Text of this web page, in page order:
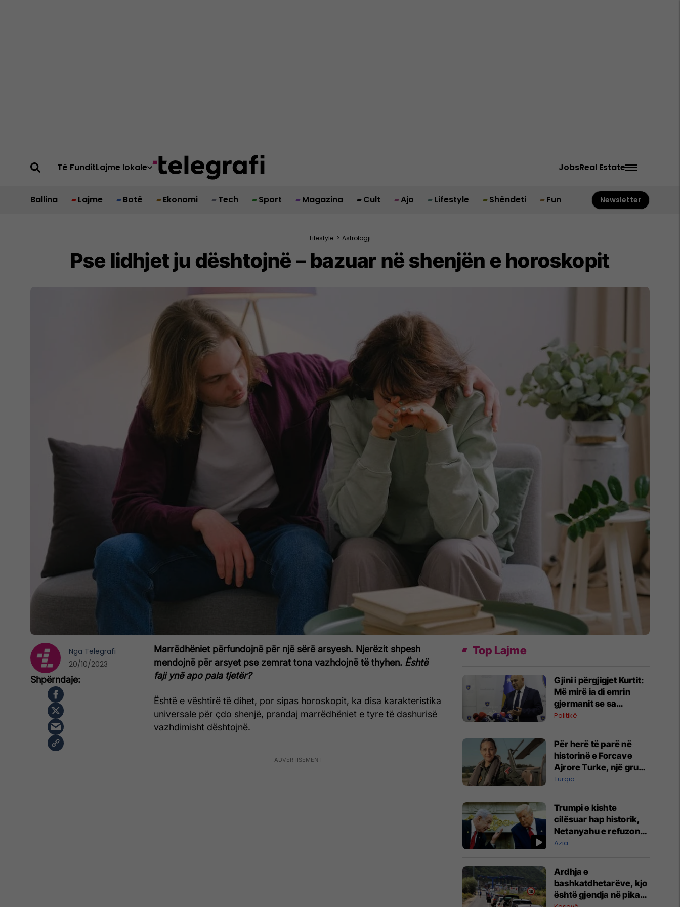
Të FunditLajme lokale JobsReal Estate
Ballina Lajme Botë Ekonomi Tech Sport Magazina Cult Ajo Lifestyle Shëndeti Fun Newsletter
Lifestyle > Astrologji
Pse lidhjet ju dështojnë – bazuar në shenjën e horoskopit
Marrëdhëniet përfundojnë për një sërë arsyesh. Njerëzit shpesh
mendojnë për arsyet pse zemrat tona vazhdojnë të thyhen. Është
faji ynë apo pala tjetër?
Është e vështirë të dihet, por sipas horoskopit, ka disa karakteristika
universale për çdo shenjë, prandaj marrëdhëniet e tyre të dashurisë
vazhdimisht dështojnë.
Nga Telegrafi
20/10/2023
Top Lajme
Gjini i përgjigjet Kurtit:
Më mirë ia di emrin
gjermanit se sa
Aleancës
Politikë
Për herë të parë në
historinë e Forcave
Ajrore Turke, një grua
merr gradën e
Turqia
Trumpi e kishte
cilësuar hap historik,
Netanyahu e refuzon
marrëveshjen për
Azia
Ardhja e
bashkatdhetarëve, kjo
është gjendja në pikat